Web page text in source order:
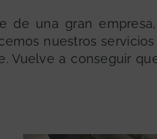
de una gran
nuestros
Vuelve a conseguir